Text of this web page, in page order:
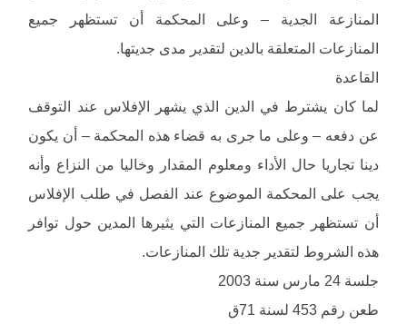
المنازعة الجدية – وعلى المحكمة أن تستظهر جميع
المنازعات المتعلقة بالدين لتقدير مدى جديتها.
القاعدة
لما كان يشترط في الدين الذي يشهر الإفلاس عند التوقف
عن دفعه – وعلى ما جرى به قضاء هذه المحكمة – أن يكون
دينا تجاريا حال الأداء ومعلوم المقدار وخاليا من النزاع وأنه
يجب على المحكمة الموضوع عند الفصل في طلب الإفلاس
أن تستظهر جميع المنازعات التي يثيرها المدين حول توافر
هذه الشروط لتقدير جدية تلك المنازعات.
جلسة 24 مارس سنة 2003
طعن رقم 453 لسنة 71ق